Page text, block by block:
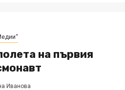
на първия
Иванова